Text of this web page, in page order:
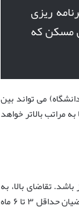
ریزی
مسکن که
دانشگاه) می تواند بین
به مراتب بالاتر خواهد
تقاضای بالا، به
ویژه برای اقامتگاه های مقرون به صرفه، برنامه ریزی زودهنگام را ضروری می سازد. توصیه می شود متقاضیان حداقل ۳ تا ۶ ماه